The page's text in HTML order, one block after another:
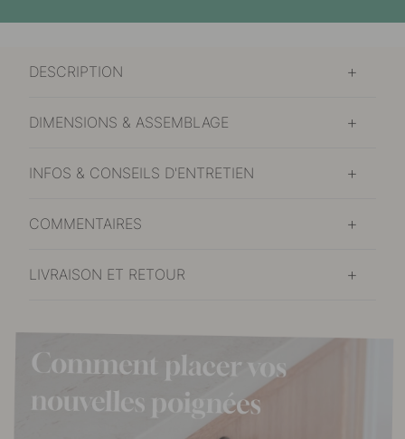
DESCRIPTION
DIMENSIONS & ASSEMBLAGE
INFOS & CONSEILS D'ENTRETIEN
COMMENTAIRES
LIVRAISON ET RETOUR